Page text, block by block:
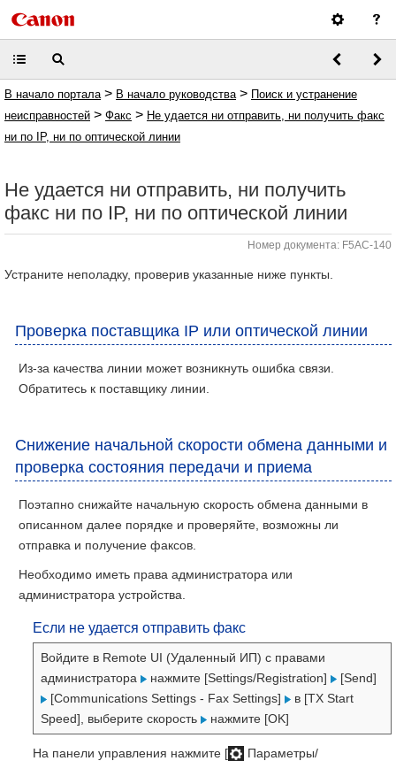
В начало портала > В начало руководства > Поиск и устранение
неисправностей > Факс > Не удается ни отправить, ни получить факс
ни по IP, ни по оптической линии
Не удается ни отправить, ни получить
факс ни по IP, ни по оптической линии
Номер документа: F5AC-140
Устраните неполадку, проверив указанные ниже пункты.
Проверка поставщика IP или оптической линии
Из-за качества линии может возникнуть ошибка связи.
Обратитесь к поставщику линии.
Снижение начальной скорости обмена данными и
проверка состояния передачи и приема
Поэтапно снижайте начальную скорость обмена данными в
описанном далее порядке и проверяйте, возможны ли
отправка и получение факсов.
Необходимо иметь права администратора или
администратора устройства.
Если не удается отправить факс
Войдите в Remote UI (Удаленный ИП) с правами
администратора
нажмите [Settings/Registration]
[Send]
[Communications Settings - Fax Settings]
в [TX Start
Speed], выберите скорость
нажмите [OK]
На панели управления нажмите [
Параметры/